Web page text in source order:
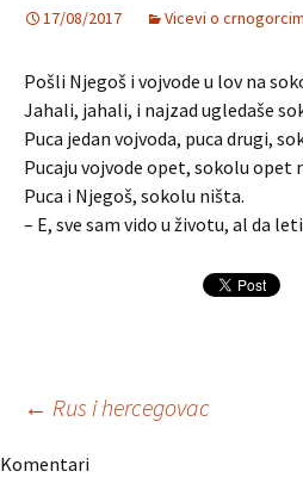
17/08/2017 Vicevi o
Pošli Njegoš i vojvode u lov na
Jahali, jahali, i najzad ugledaše
Puca jedan vojvoda, puca drugi,
Pucaju vojvode opet, sokolu opet
Puca i Njegoš, sokolu ništa.
– E, sve sam vido u životu, al da
Navigacija
← Rus i hercegovac
Komentari